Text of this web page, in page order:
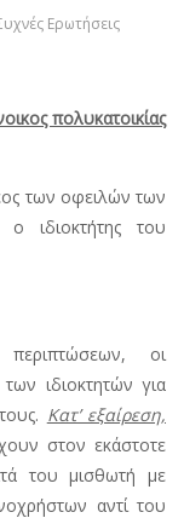
Ερωτήσεις
πολυκατοικίας
των οφειλών των
ο ιδιοκτήτης του
οι
των ιδιοκτητών για
Κατ’ εξαίρεση,
στον εκάστοτε
του μισθωτή με
αντί του